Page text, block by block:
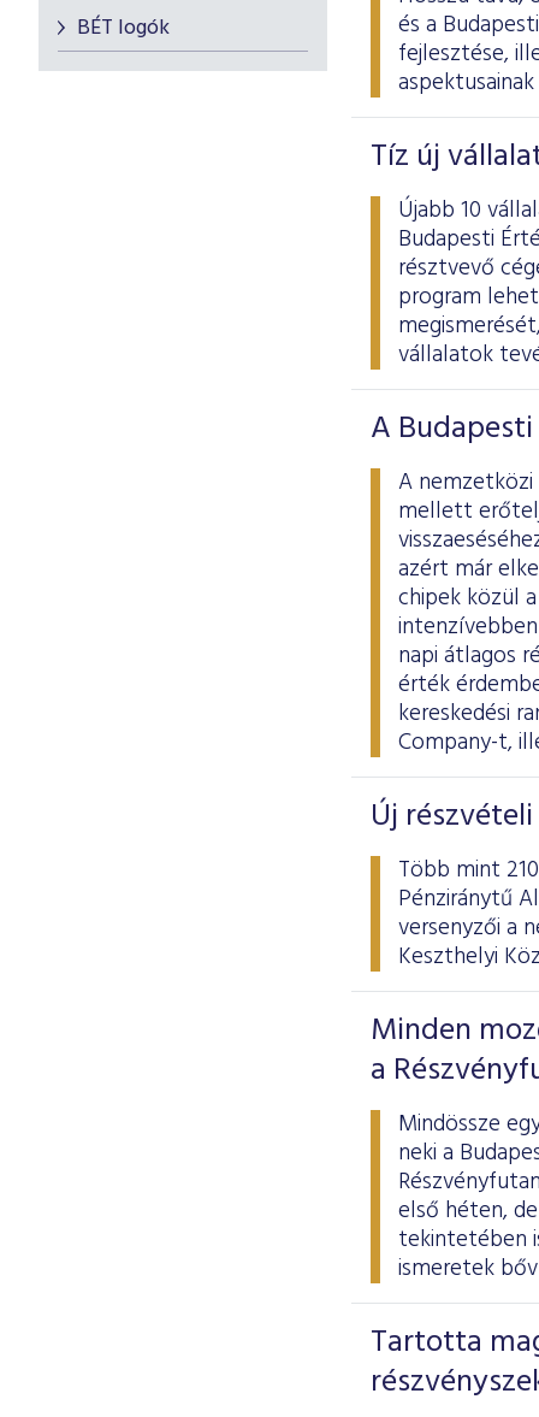
BÉT logók
és a
fejlesztése,
Tíz új
Újabb 10
Budapesti
résztvevő
program
vállalatok
A
A
mellett
azért már
chipek közül
napi átlagos
érték
kereskedési
Company-t,
Új
Több mint
Pénziránytű
versenyzői a
Keszthelyi
Minden
a
Mindössze
neki a
első héten,
tekintetében
ismeretek
Tartotta